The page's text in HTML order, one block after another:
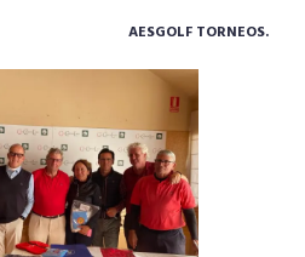
AESGOLF TORNEOS.